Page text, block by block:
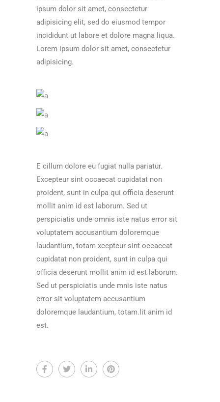
ipsum dolor sit amet, consectetur
adipisicing elit, sed do eiusmod tempor
incididunt ut labore et dolore magna liqua.
Lorem ipsum dolor sit amet, consectetur
adipisicing.
E cillum dolore eu fugiat nulla pariatur.
Excepteur sint occaecat cupidatat non
proident, sunt in culpa qui officia deserunt
mollit anim id est laborum. Sed ut
perspiciatis unde omnis iste natus error sit
voluptatem accusantium doloremque
laudantium, totam xcepteur sint occaecat
cupidatat non proident, sunt in culpa qui
officia deserunt mollit anim id est laborum.
Sed ut perspiciatis unde mnis iste natus
error sit voluptatem accusantium
doloremque laudantium, totam.lit anim id
est.